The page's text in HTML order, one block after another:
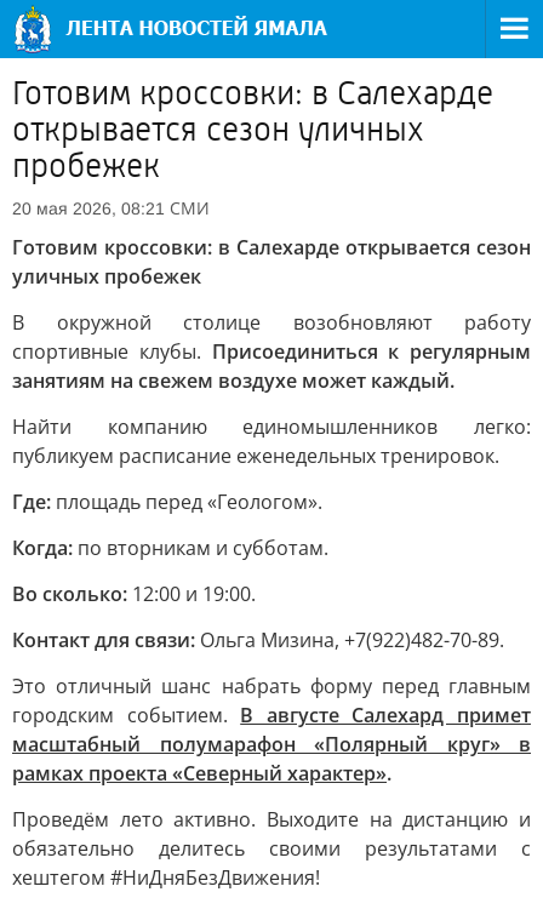
Готовим кроссовки: в Салехарде
открывается сезон уличных
пробежек
20 мая 2026, 08:21 СМИ
Готовим кроссовки: в Салехарде открывается сезон
уличных пробежек
В окружной столице возобновляют работу
спортивные клубы. Присоединиться к регулярным
занятиям на свежем воздухе может каждый.
Найти компанию единомышленников легко:
публикуем расписание еженедельных тренировок.
Где: площадь перед «Геологом».
Когда: по вторникам и субботам.
Во сколько: 12:00 и 19:00.
Контакт для связи: Ольга Мизина, +7(922)482-70-89.
Это отличный шанс набрать форму перед главным
городским событием. В августе Салехард примет
масштабный полумарафон «Полярный круг» в
рамках проекта «Северный характер».
Проведём лето активно. Выходите на дистанцию и
обязательно делитесь своими результатами с
хештегом #НиДняБезДвижения!